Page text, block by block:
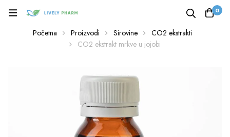
0
Početna Proizvodi Sirovine
CO2 ekstrakti
CO2 ekstrakt mrkve u jojobi